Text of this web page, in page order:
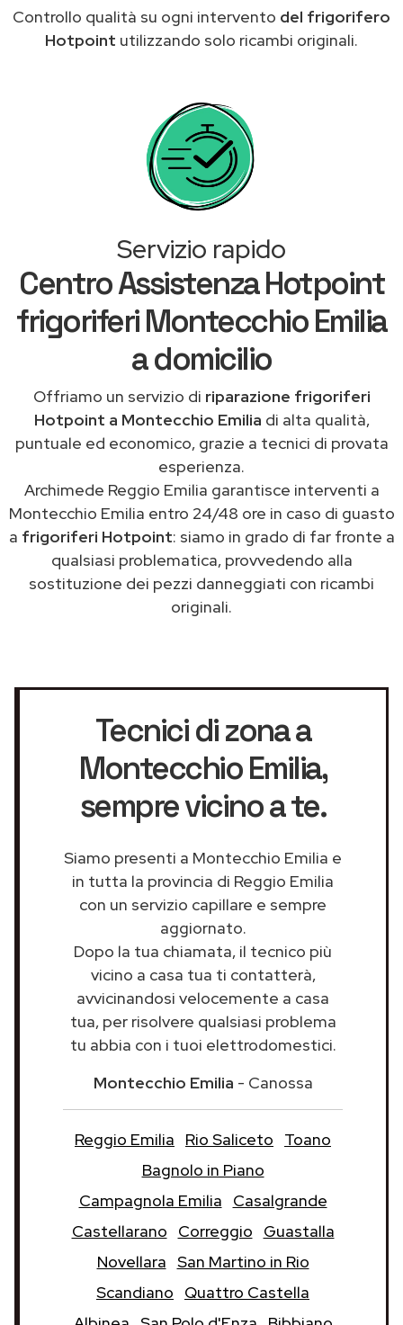
Controllo qualità su ogni intervento del frigorifero
Hotpoint utilizzando solo ricambi originali.
Servizio rapido
Centro Assistenza Hotpoint
frigoriferi Montecchio Emilia
a domicilio
Offriamo un servizio di riparazione frigoriferi
Hotpoint a Montecchio Emilia di alta qualità,
puntuale ed economico, grazie a tecnici di provata
esperienza.
Archimede Reggio Emilia garantisce interventi a
Montecchio Emilia entro 24/48 ore in caso di guasto
a frigoriferi Hotpoint: siamo in grado di far fronte a
qualsiasi problematica, provvedendo alla
sostituzione dei pezzi danneggiati con ricambi
originali.
Tecnici di zona a
Montecchio Emilia,
sempre vicino a te.
Siamo presenti a Montecchio Emilia e
in tutta la provincia di Reggio Emilia
con un servizio capillare e sempre
aggiornato.
Dopo la tua chiamata, il tecnico più
vicino a casa tua ti contatterà,
avvicinandosi velocemente a casa
tua, per risolvere qualsiasi problema
tu abbia con i tuoi elettrodomestici.
Montecchio Emilia - Canossa
Reggio Emilia Rio Saliceto
Toano
Bagnolo in Piano
Campagnola Emilia
Casalgrande
Castellarano
Correggio
Guastalla
Novellara San Martino in Rio
Scandiano
Quattro Castella